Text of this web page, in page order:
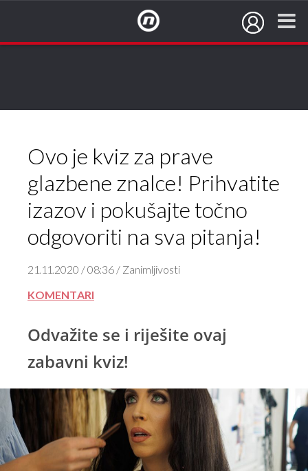
Ovo je kviz za prave
glazbene znalce! Prihvatite
izazov i pokušajte točno
odgovoriti na sva pitanja!
21.11.2020 / 08:36 / Zanimljivosti
KOMENTARI
Odvažite se i riješite ovaj
zabavni kviz!